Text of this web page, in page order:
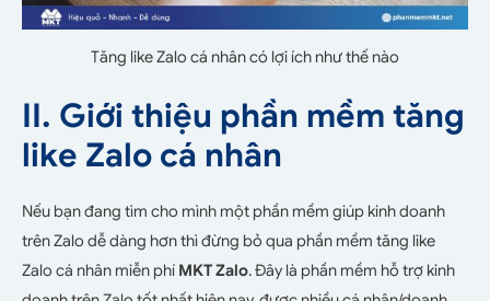
Tăng like Zalo cá nhân có lợi ích như thế nào
II. Giới thiệu phần mềm tăng
like Zalo cá nhân
Nếu bạn đang tìm cho mình một phần mềm giúp kinh doanh
trên Zalo dễ dàng hơn thì đừng bỏ qua phần mềm tăng like
Zalo cá nhân miễn phí MKT Zalo. Đây là phần mềm hỗ trợ kinh